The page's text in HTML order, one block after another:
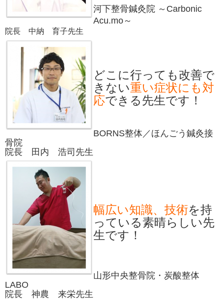
河下整骨鍼灸院 ～Carbonic
Acu.mo～
院長 中納 育子先生
どこに行っても改善で
きない重い症状にも対
応できる先生です！
BORNS整体／ほんごう鍼灸接
骨院
院長 田内 浩司先生
幅広い知識、技術を持
っている素晴らしい先
生です！
山形中央整骨院・炭酸整体
LABO
院長 神農 来栄先生